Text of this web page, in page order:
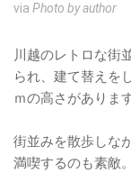
via Photo by author
川越のレトロな街
られ、建て替えを
ｍの高さがあります
街並みを散歩しな
満喫するのも素敵